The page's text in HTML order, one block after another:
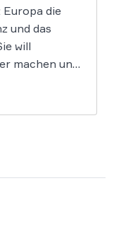
Europa die
und das
will
machen und
in